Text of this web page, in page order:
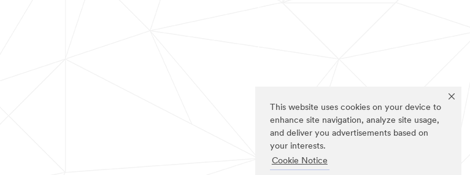
This website uses cookies on your device to
enhance site navigation, analyze site usage,
and deliver you advertisements based on
your interests.
Cookie Notice